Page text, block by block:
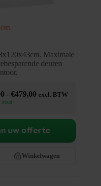
Maximale
deuren
- €479,00 Prijsklasse:
€479,00
excl. BTW
Winkelwagen
uw offerte